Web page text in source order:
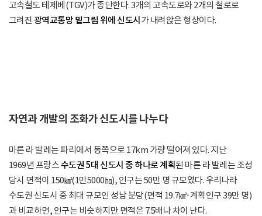
고속철도 테제베(TGV)가 종단한다. 3개의 고속도로와 2개의 철로로
그려진 광역교통망 밑그림 위에 신도시 가 내려앉은 형상이다.
자연과 개발의 조화가 신도시를 나누다
마른 라 발레는 파리에서 동쪽으로 17km 가량 떨어져 있다. 지난
1969년 프랑스수도권 5대 신도시 중 하나로 계획된 마른 라 발레는 조성
당시 면적이 150㎢(1만5000㏊), 인구는 50만 명 규모였다. 우리나라
수도권 신도시 중 최대 규모인 성남 분당(면적 19.7㎢·계획인구 39만 명)
과 비교하면, 인구는 비슷하지만 면적은 7.5배나 차이 난다.